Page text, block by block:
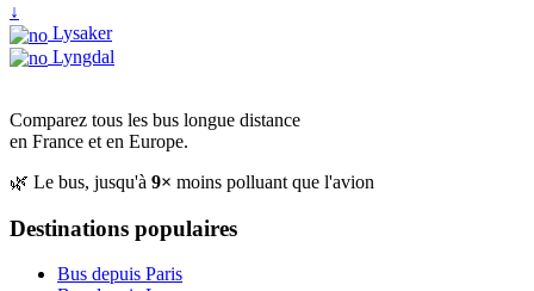
↓
Lysaker
Lyngdal
Comparez tous les bus longue distance
en France et en Europe.
🌿 Le bus, jusqu'à 9× moins polluant que l'avion
Destinations populaires
Bus depuis Paris